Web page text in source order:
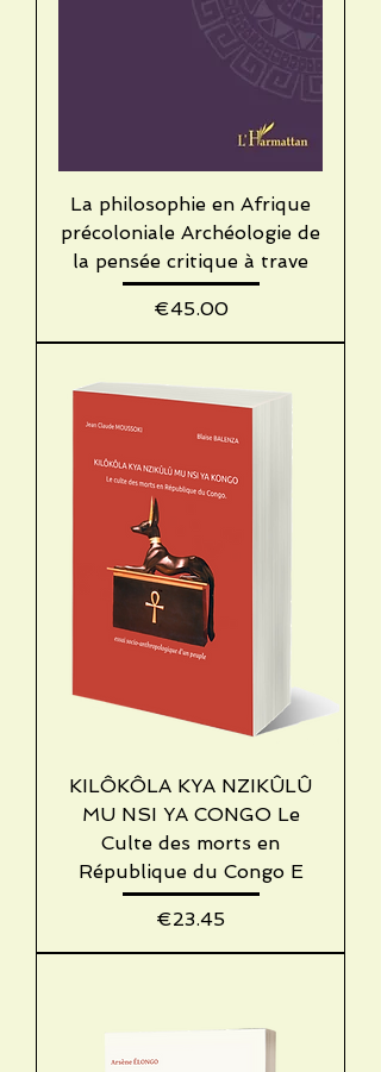
La philosophie en Afrique
précoloniale Archéologie de
la pensée critique à trave
Price
€45.00
KILÔKÔLA KYA NZIKÛLÛ
MU NSI YA CONGO Le
Culte des morts en
République du Congo E
Price
€23.45